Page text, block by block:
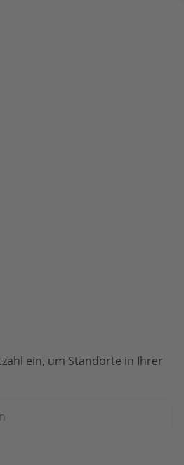
ein, um Standorte in Ihrer